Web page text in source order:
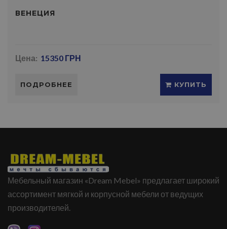
ВЕНЕЦИЯ
Цена: 15350 ГРН
ПОДРОБНЕЕ КУПИТЬ
Мебельный магазин «Dream Mebel» предлагает широкий
ассортимент мягкой и корпусной мебели от ведущих
производителей.